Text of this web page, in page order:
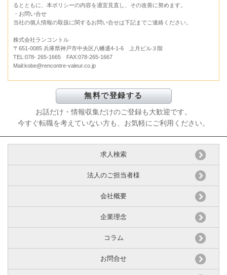
るとともに、本ポリシーの内容を適宜見直し、その改善に努めます。
・お問い合せ
当社の個人情報の取扱に関するお問い合せは下記までご連絡ください。
株式会社ランコントル
〒651-0085 兵庫県神戸市中央区八幡通4-1-6 上月ビル３階
TEL:078- 265-1665 FAX:078-265-1667
Mail:kobe@rencontre-valeur.co.jp
お話だけ・情報収集だけのご登録も大歓迎です。
今すぐ転職を考えていない方も、お気軽にご利用ください。
求人検索
法人のご担当者様
会社概要
企業理念
コラム
お問合せ